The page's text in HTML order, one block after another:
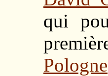
qui
Pologne